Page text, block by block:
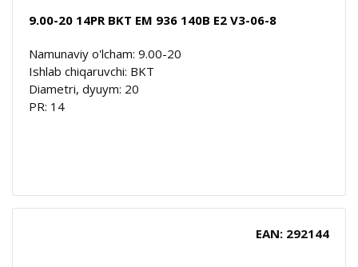
9.00-20 14PR BKT EM 936 140B E2 V3-06-8
Namunaviy o'lcham: 9.00-20
Ishlab chiqaruvchi: BKT
Diametri, dyuym: 20
PR: 14
EAN: 292144